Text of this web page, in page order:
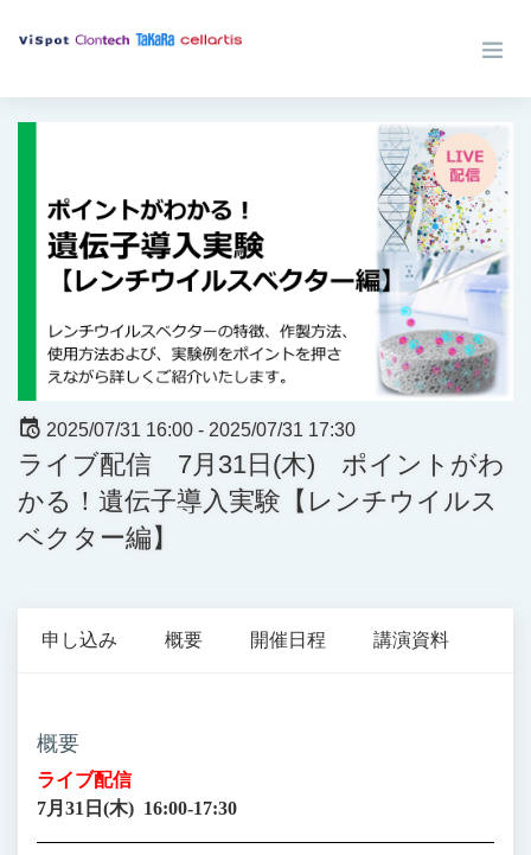
2025/07/31 16:00 - 2025/07/31 17:30
ライブ配信 7月31日(木) ポイントがわ
かる！遺伝子導入実験【レンチウイルス
ベクター編】
申し込み 概要 開催日程 講演資料
概要
ライブ配信
7月31日(木) 16:00-17:30